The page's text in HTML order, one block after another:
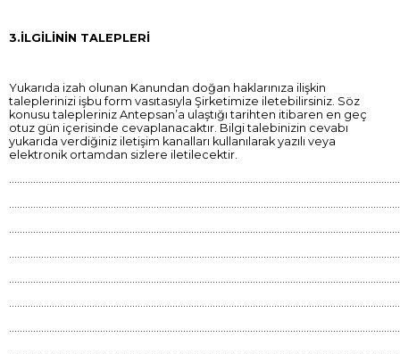
3.İLGİLİNİN TALEPLERİ
Yukarıda izah olunan Kanundan doğan haklarınıza ilişkin
taleplerinizi işbu form vasıtasıyla Şirketimize iletebilirsiniz. Söz
konusu talepleriniz Antepsan’a ulaştığı tarihten itibaren en geç
otuz gün içerisinde cevaplanacaktır. Bilgi talebinizin cevabı
yukarıda verdiğiniz iletişim kanalları kullanılarak yazılı veya
elektronik ortamdan sizlere iletilecektir.